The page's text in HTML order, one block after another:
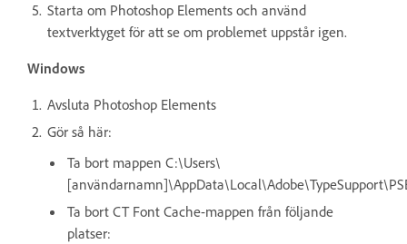
Starta om Photoshop Elements och använd
textverktyget för att se om problemet uppstår igen.
Windows
Avsluta Photoshop Elements
Gör så här:
Ta bort mappen C:\Users\
Ta bort CT Font Cache-mappen från följande
platser: